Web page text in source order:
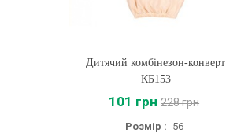
Купити
Дитячий комбінезон-конверт
КБ153
101 грн 228 грн
Розмір : 56